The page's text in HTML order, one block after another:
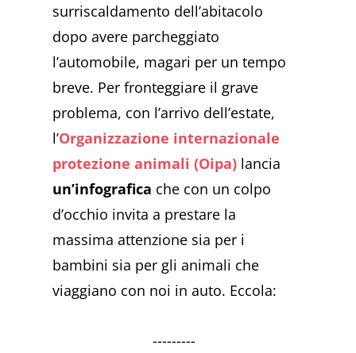
surriscaldamento dell’abitacolo
dopo avere parcheggiato
l’automobile, magari per un tempo
breve. Per fronteggiare il grave
problema, con l’arrivo dell’estate,
l’Organizzazione internazionale
protezione animali (Oipa) lancia
un’infografica che con un colpo
d’occhio invita a prestare la
massima attenzione sia per i
bambini sia per gli animali che
viaggiano con noi in auto. Eccola:
---------